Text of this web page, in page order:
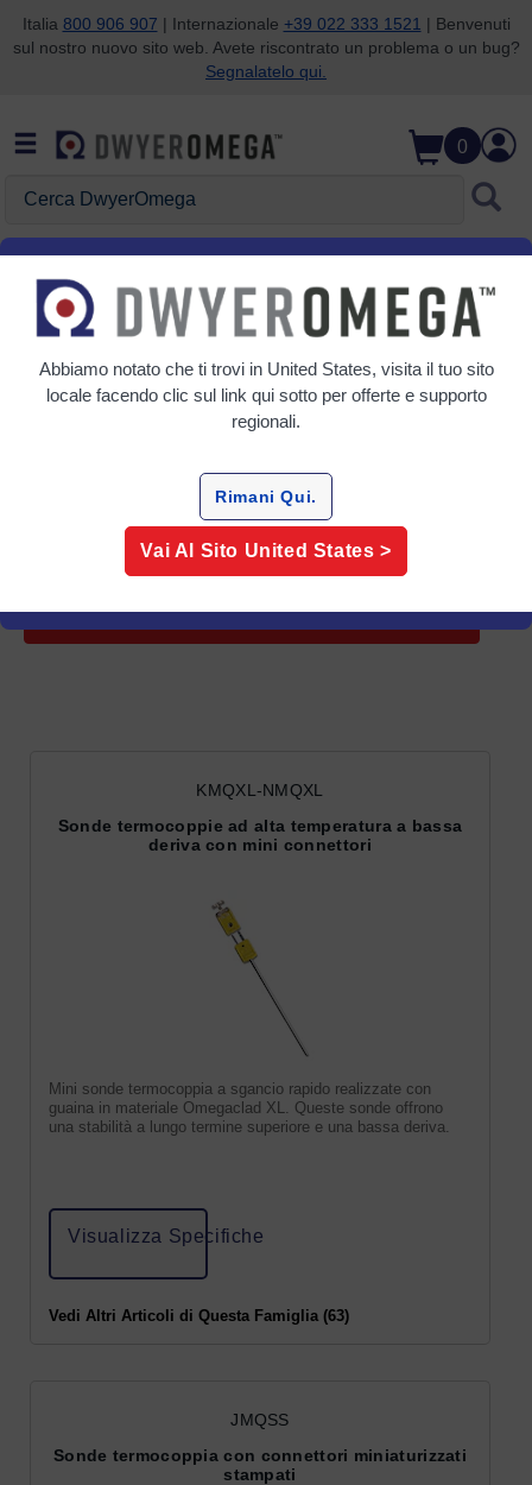
Salta alla ricerca
Salta al contenuto principale
Salta alla navigazione
Italia 800 906 907 | Internazionale +39 022 333 1521 | Benvenuti
sul nostro nuovo sito web. Avete riscontrato un problema o un bug?
Segnalatelo qui.
0
Home Food Thermocouple
Food Thermocouple
Manuali
KMQXL-NMQXL
Sonde termocoppie ad alta temperatura a bassa
deriva con mini connettori
Mini sonde termocoppia a sgancio rapido realizzate con
guaina in materiale Omegaclad XL. Queste sonde offrono
una stabilità a lungo termine superiore e una bassa deriva.
Visualizza Specifiche
Vedi Altri Articoli di Questa Famiglia (63)
JMQSS
Sonde termocoppia con connettori miniaturizzati
stampati
Abbiamo notato che ti trovi in United States, visita il tuo sito
locale facendo clic sul link qui sotto per offerte e supporto
regionali.
Rimani Qui.
Vai Al Sito United States >